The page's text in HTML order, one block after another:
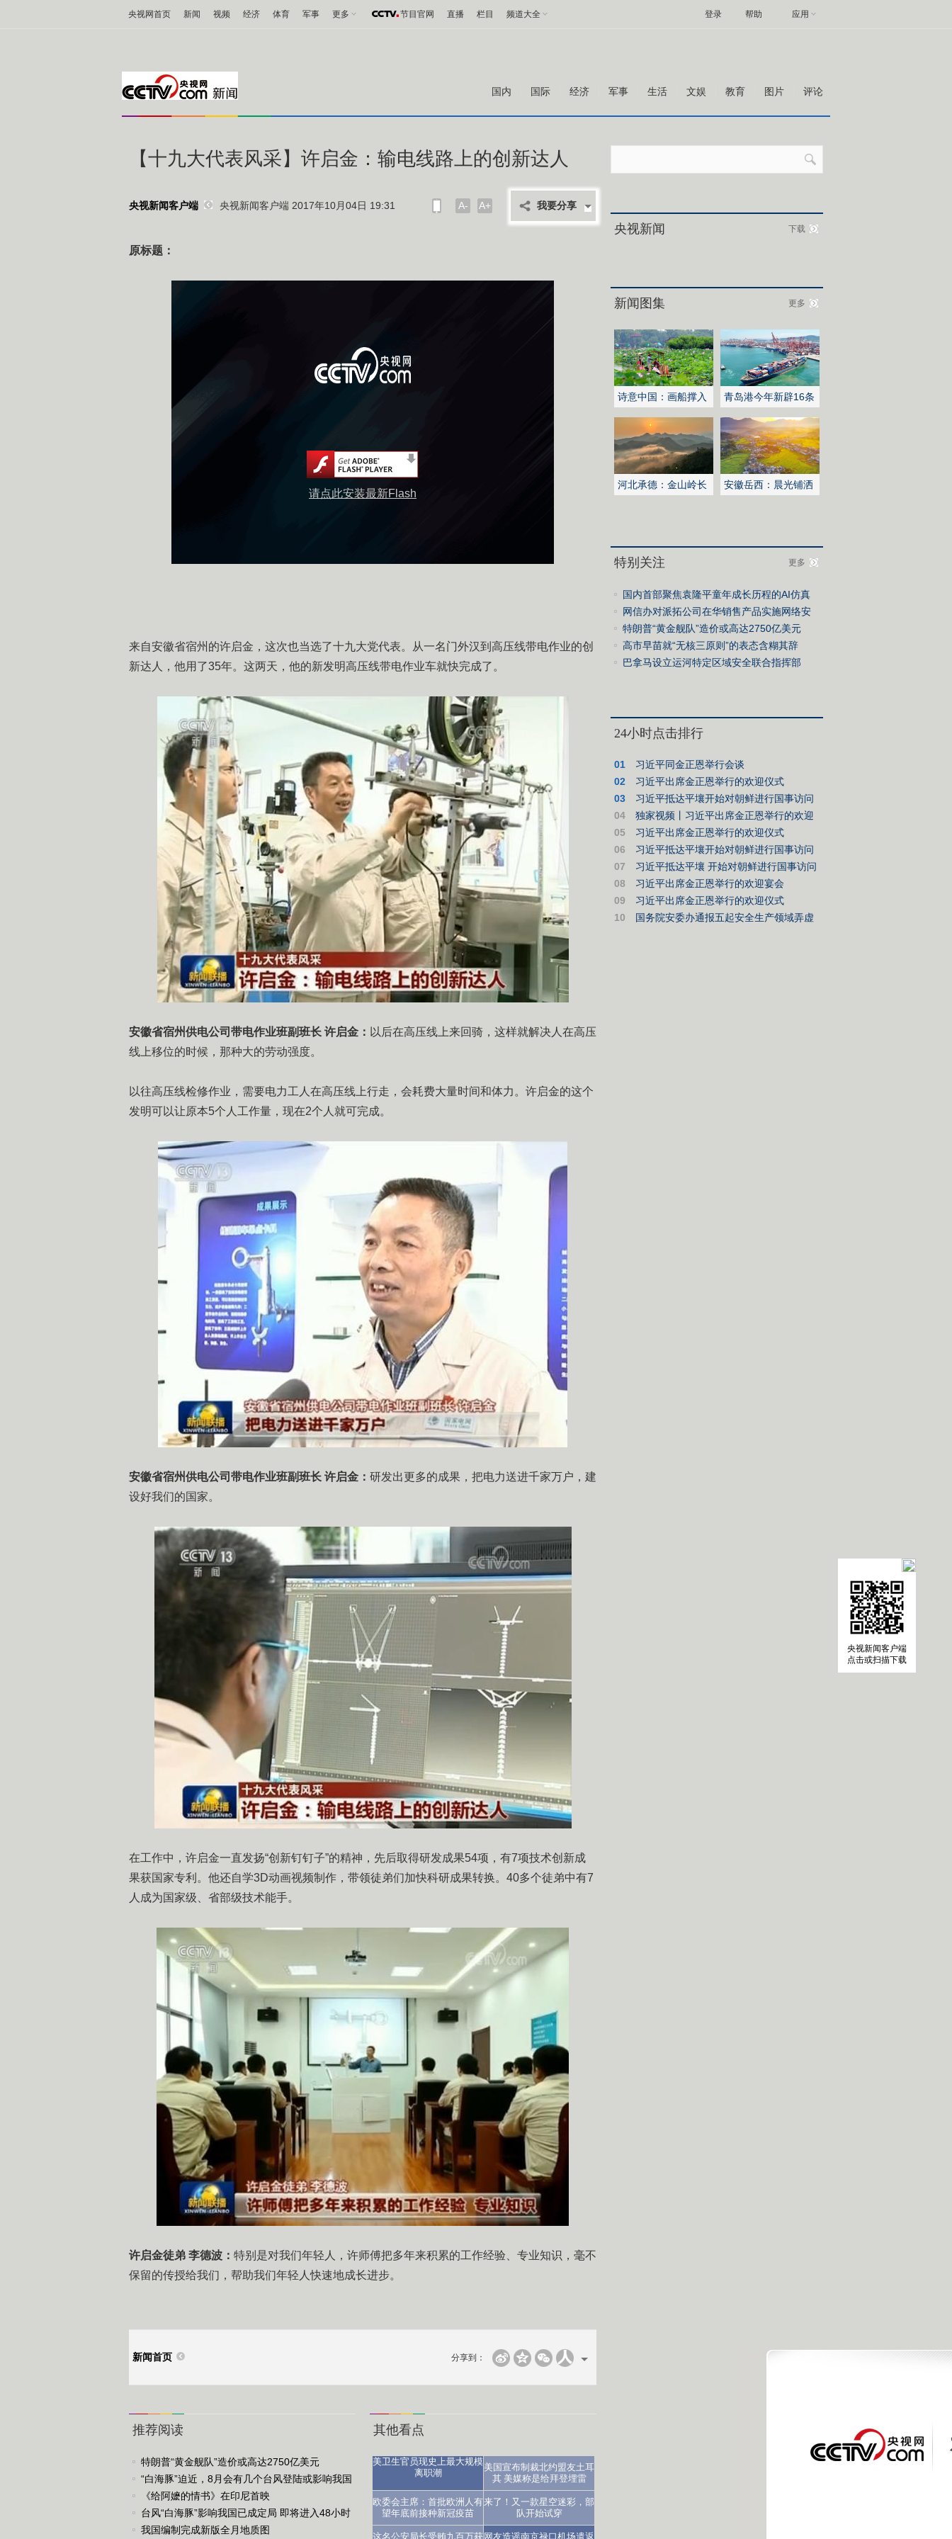
央视新闻客户端
点击或扫描下载
央视网首页 新闻 视频 经济 体育 军事 更多 节目官网 直播 栏目 频道大全 帮助 应用
登录
国内 国际 经济 军事 生活 文娱 教育 图片 评论
【十九大代表风采】许启金：输电线路上的创新达人
央视新闻客户端 央视新闻客户端 2017年10月04日 19:31 A- A+ 我要分享
原标题：
请点此安装最新Flash
来自安徽省宿州的许启金，这次也当选了十九大党代表。从一名门外汉到高压线带电作业的创
新达人，他用了35年。这两天，他的新发明高压线带电作业车就快完成了。
安徽省宿州供电公司带电作业班副班长 许启金： 以后在高压线上来回骑，这样就解决人在高压
线上移位的时候，那种大的劳动强度。
以往高压线检修作业，需要电力工人在高压线上行走，会耗费大量时间和体力。许启金的这个
发明可以让原本5个人工作量，现在2个人就可完成。
安徽省宿州供电公司带电作业班副班长 许启金： 研发出更多的成果，把电力送进千家万户，建
设好我们的国家。
​在工作中，许启金一直发扬“创新钉钉子”的精神，先后取得研发成果54项，有7项技术创新成
果获国家专利。他还自学3D动画视频制作，带领徒弟们加快科研成果转换。40多个徒弟中有7
人成为国家级、省部级技术能手。
许启金徒弟 李德波： 特别是对我们年轻人，许师傅把多年来积累的工作经验、专业知识，毫不
保留的传授给我们，帮助我们年轻人快速地成长进步。
新闻首页 分享到：
推荐阅读
特朗普“黄金舰队”造价或高达2750亿美元
“白海豚”迫近，8月会有几个台风登陆或影响我国
《给阿嬷的情书》在印尼首映
台风“白海豚”影响我国已成定局 即将进入48小时
台风警戒线
我国编制完成新版全月地质图
其他看点
美卫生官员现史上最大规模
离职潮
医生：让人沮丧
美国宣布制裁北约盟友土耳
其 美媒称是给拜登埋雷
欧委会主席：首批欧洲人有
望年底前接种新冠疫苗
来了！又一款星空迷彩，部
队开始试穿
这名公安局长受贿九百万获 网友造谣南京禄口机场遣返
央视新闻 下载
新闻图集 更多
诗意中国：画船撑入
花深处
青岛港今年新辟16条
国际航线
河北承德：金山岭长
安徽岳西：晨光铺洒
特别关注 更多
国内首部聚焦袁隆平童年成长历程的AI仿真
人微短剧《稻梦童心》在德安首发上线
网信办对派拓公司在华销售产品实施网络安
全审查
特朗普“黄金舰队”造价或高达2750亿美元
高市早苗就“无核三原则”的表态含糊其辞
巴拿马设立运河特定区域安全联合指挥部
24小时点击排行
01
习近平同金正恩举行会谈
02
习近平出席金正恩举行的欢迎仪式
03
习近平抵达平壤开始对朝鲜进行国事访问
04
独家视频丨习近平出席金正恩举行的欢迎
仪式
05
习近平出席金正恩举行的欢迎仪式
06
习近平抵达平壤开始对朝鲜进行国事访问
07
习近平抵达平壤 开始对朝鲜进行国事访问
08
习近平出席金正恩举行的欢迎宴会
09
习近平出席金正恩举行的欢迎仪式
10
国务院安委办通报五起安全生产领域弄虚